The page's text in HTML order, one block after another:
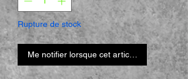
Rupture de stock
Me notifier lorsque cet article est disponible